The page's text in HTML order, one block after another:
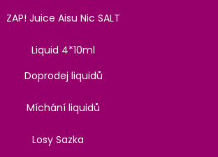
ZAP! Juice Aisu Nic SALT
Liquid 4*10ml
Doprodej liquidů
Míchání liquidů
Losy Sazka